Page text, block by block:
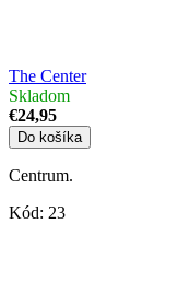
The Center
Skladom
€24,95
Do košíka
Centrum.
Kód: 23